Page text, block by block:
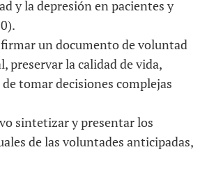
y la depresión en pacientes y
un documento de voluntad
preservar la calidad de vida,
tomar decisiones complejas
sintetizar y presentar los
de las voluntades anticipadas,